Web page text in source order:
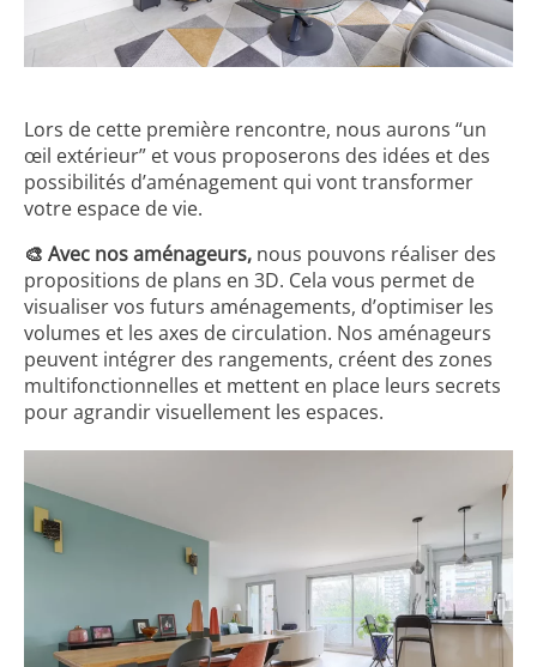
Lors de cette première rencontre, nous aurons “un
œil extérieur” et vous proposerons des idées et des
possibilités d’aménagement qui vont transformer
votre espace de vie.
🎨 Avec nos aménageurs, nous pouvons réaliser des
propositions de plans en 3D. Cela vous permet de
visualiser vos futurs aménagements, d’optimiser les
volumes et les axes de circulation. Nos aménageurs
peuvent intégrer des rangements, créent des zones
multifonctionnelles et mettent en place leurs secrets
pour agrandir visuellement les espaces.